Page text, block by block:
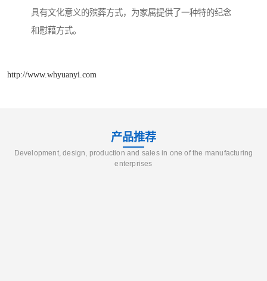
具有文化意义的殡葬方式，为家属提供了一种特的纪念
和慰藉方式。
http://www.whyuanyi.com
产品推荐
Development, design, production and sales in one of the manufacturing
enterprises